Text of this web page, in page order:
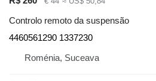
Controlo remoto da suspensão
4460561290 1337230
Roménia, Suceava